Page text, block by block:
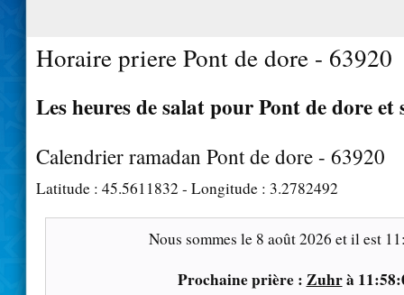
Horaire priere Pont de dore - 63920
Les heures de salat pour Pont de dore et
Calendrier ramadan Pont de dore - 63920
Latitude : 45.5611832 - Longitude : 3.2782492
Nous sommes le 8 août 2026 et il est
Prochaine prière : Zuhrà